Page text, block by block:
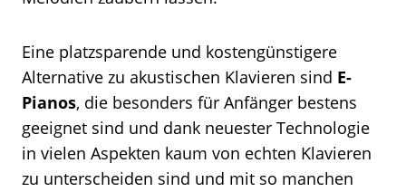
Eine platzsparende und kostengünstigere
Alternative zu akustischen Klavieren sind E-
Pianos, die besonders für Anfänger bestens
geeignet sind und dank neuester Technologie
in vielen Aspekten kaum von echten Klavieren
zu unterscheiden sind und mit so manchen